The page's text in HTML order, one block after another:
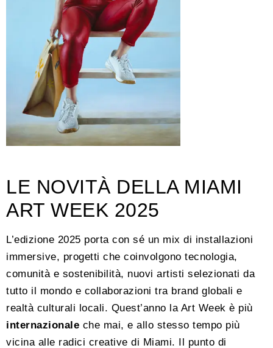
LE NOVITÀ DELLA MIAMI
ART WEEK 2025
L’edizione 2025 porta con sé un mix di installazioni
immersive, progetti che coinvolgono tecnologia,
comunità e sostenibilità, nuovi artisti selezionati da
tutto il mondo e collaborazioni tra brand globali e
realtà culturali locali. Quest’anno la Art Week è più
internazionale che mai, e allo stesso tempo più
vicina alle radici creative di Miami. Il punto di